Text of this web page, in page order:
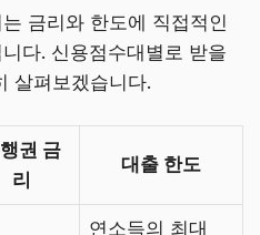
금리와 한도에 직접적인
다. 신용점수대별로 받을
살펴보겠습니다.
권 금
리
대출 한도
연소득의 최대